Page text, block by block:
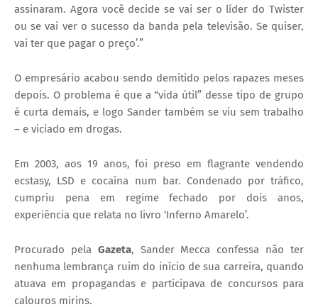
assinaram. Agora você decide se vai ser o líder do Twister
ou se vai ver o sucesso da banda pela televisão. Se quiser,
vai ter que pagar o preço’.”
O empresário acabou sendo demitido pelos rapazes meses
depois. O problema é que a “vida útil” desse tipo de grupo
é curta demais, e logo Sander também se viu sem trabalho
– e viciado em drogas.
Em 2003, aos 19 anos, foi preso em flagrante vendendo
ecstasy, LSD e cocaína num bar. Condenado por tráfico,
cumpriu pena em regime fechado por dois anos,
experiência que relata no livro ‘Inferno Amarelo’.
Procurado pela Gazeta, Sander Mecca confessa não ter
nenhuma lembrança ruim do início de sua carreira, quando
atuava em propagandas e participava de concursos para
calouros mirins.